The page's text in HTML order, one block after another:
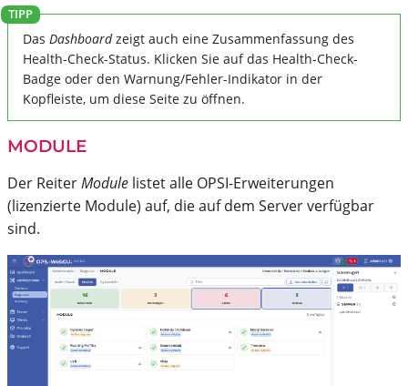
Das Dashboardzeigt auch eine Zusammenfassung des
Health-Check-Status. Klicken Sie auf das Health-Check-
Badge oder den Warnung/Fehler-Indikator in der
Kopfleiste, um diese Seite zu öffnen.
MODULE
Der ReiterModule listet alle OPSI-Erweiterungen
(lizenzierte Module) auf, die auf dem Server verfügbar
sind.